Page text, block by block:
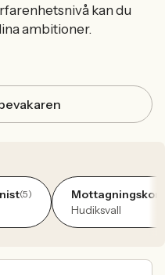
kan du
ambitioner.
(5)
Hudiksvall